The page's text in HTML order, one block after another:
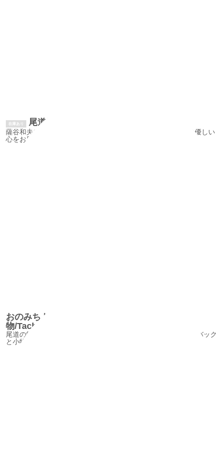
在庫あり 尾道風景お便りセット/LetterSet
薩谷和夫(映画美術監督)の描いた尾道風景画のお便りセットは優しい
心をお届けします
おのみちトートバック＆小
物/TachibanaTextileInstitute2
尾道の帆布を使って作られた、イチジクをイメージしたトートバック
と小物です。